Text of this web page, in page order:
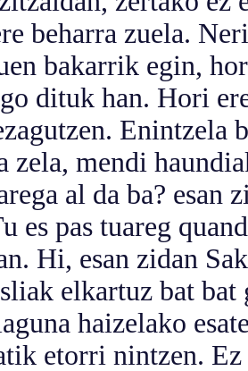
beharra zuela.
bakarrik egin,
dituk han. Hori
Enintzela
zela, mendi
al da ba?
es pas tuareg
Hi, esan zidan
elkartuz bat
haizelako
nintzen. Ez